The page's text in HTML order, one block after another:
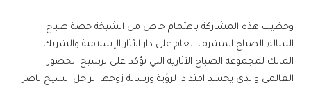
وحظيت هذه المشاركة باهتمام خاص من الشيخة حصة صباح
السالم الصباح المشرف العام على دار الآثار الإسلامية والشريك
المالك لمجموعة الصباح الآثارية التي تؤكد على ترسيخ الحضور
العالمي والذي يجسد امتدادا لرؤية ورسالة زوجها الراحل الشيخ ناصر